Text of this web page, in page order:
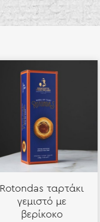
ταρτάκι
με
βερίκοκο